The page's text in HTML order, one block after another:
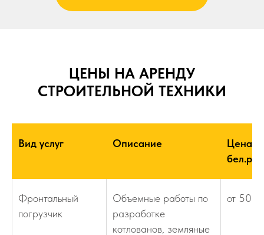
ЦЕНЫ НА АРЕНДУ
СТРОИТЕЛЬНОЙ ТЕХНИКИ
Вид услуг Описание
Цена,
бел.руб
Фронтальный
погрузчик
Объемные работы по
разработке
котлованов, земляные
от 50